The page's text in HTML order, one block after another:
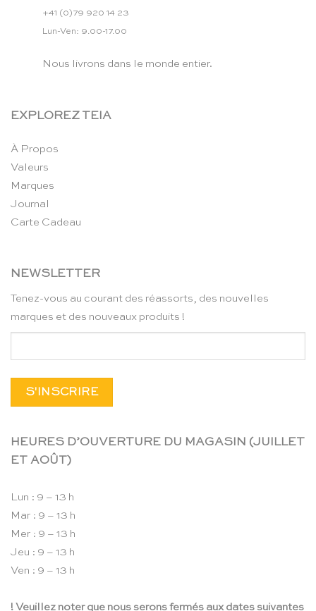
+41 (0)79 920 14 23
Lun-Ven: 9.00-17.00
Nous livrons dans le monde entier.
EXPLOREZ TEIA
À Propos
Valeurs
Marques
Journal
Carte Cadeau
NEWSLETTER
Tenez-vous au courant des réassorts, des nouvelles
marques et des nouveaux produits !
HEURES D’OUVERTURE DU MAGASIN (JUILLET
ET AOÛT)
Lun : 9 – 13 h
Mar : 9 – 13 h
Mer : 9 – 13 h
Jeu : 9 – 13 h
Ven : 9 – 13 h
! Veuillez noter que nous serons fermés aux dates suivantes